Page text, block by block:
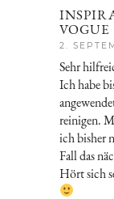
VOGUE
2.
Sehr
Ich habe
reinigen.
ich bisher
Fall das
Hört sich